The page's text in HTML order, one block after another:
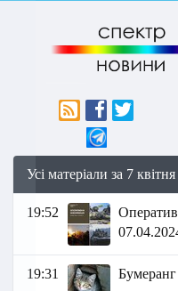
Усі матеріали за 7
19:52
19:31 Бумеранг